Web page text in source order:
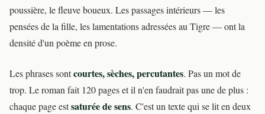
poussière, le fleuve boueux. Les passages intérieurs — les
pensées de la fille, les lamentations adressées au Tigre — ont la
densité d'un poème en prose.
Les phrases sontcourtes, sèches, percutantes. Pas un mot de
trop. Le roman fait 120 pages et il n'en faudrait pas une de plus :
chaque page estsaturée de sens. C'est un texte qui se lit en deux